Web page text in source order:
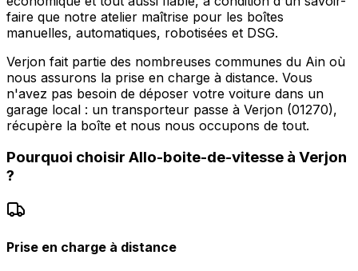
faire que notre atelier maîtrise pour les boîtes
manuelles, automatiques, robotisées et DSG.
Verjon fait partie des nombreuses communes du Ain où
nous assurons la prise en charge à distance. Vous
n'avez pas besoin de déposer votre voiture dans un
garage local : un transporteur passe à Verjon (01270),
récupère la boîte et nous nous occupons de tout.
Pourquoi choisir Allo-boite-de-vitesse à Verjon
?
Prise en charge à distance